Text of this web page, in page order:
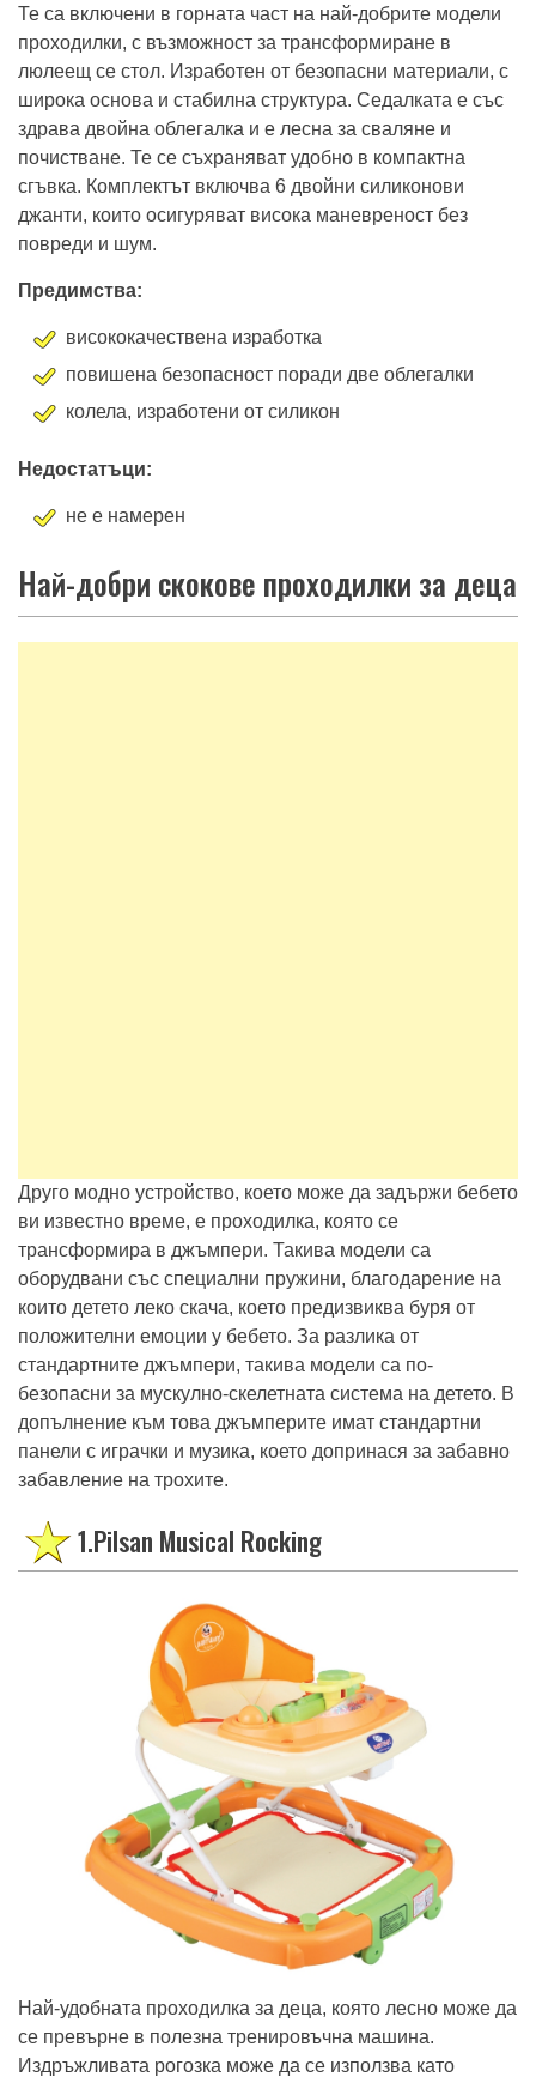
Те са включени в горната част на най-добрите модели
проходилки, с възможност за трансформиране в
люлеещ се стол. Изработен от безопасни материали, с
широка основа и стабилна структура. Седалката е със
здрава двойна облегалка и е лесна за сваляне и
почистване. Те се съхраняват удобно в компактна
сгъвка. Комплектът включва 6 двойни силиконови
джанти, които осигуряват висока маневреност без
повреди и шум.
Предимства:
висококачествена изработка
повишена безопасност поради две облегалки
колела, изработени от силикон
Недостатъци:
не е намерен
Най-добри скокове проходилки за деца
Друго модно устройство, което може да задържи бебето
ви известно време, е проходилка, която се
трансформира в джъмпери. Такива модели са
оборудвани със специални пружини, благодарение на
които детето леко скача, което предизвиква буря от
положителни емоции у бебето. За разлика от
стандартните джъмпери, такива модели са по-
безопасни за мускулно-скелетната система на детето. В
допълнение към това джъмперите имат стандартни
панели с играчки и музика, което допринася за забавно
забавление на трохите.
1.Pilsan Musical Rocking
Най-удобната проходилка за деца, която лесно може да
се превърне в полезна тренировъчна машина.
Издръжливата рогозка може да се използва като